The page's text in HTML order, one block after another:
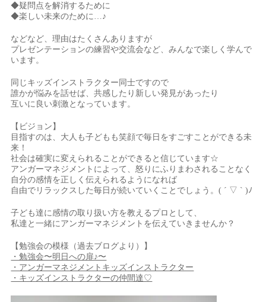
◆疑問点を解消するために
◆楽しい未来のために…♪
などなど、理由はたくさんありますが
プレゼンテーションの練習や交流会など、みんなで楽しく学んで
います。
同じキッズインストラクター同士ですので
誰かが悩みを話せば、共感したり新しい発見があったり
互いに良い刺激となっています。
【ビジョン】
目指すのは、大人も子どもも笑顔で毎日をすごすことができる未
来！
社会は確実に変えられることができると信じています☆
アンガーマネジメントによって、怒りにふりまわされることなく
自分の感情を正しく伝えられるようになれば
自由でリラックスした毎日が続いていくことでしょう。( ´ ▽ ` )ﾉ
子ども達に感情の取り扱い方を教えるプロとして、
私達と一緒にアンガーマネジメントを伝えていきませんか？
【勉強会の模様（過去ブログより）】
・勉強会〜明日への扉♪〜
・アンガーマネジメントキッズインストラクター
・キッズインストラクターの仲間達♡